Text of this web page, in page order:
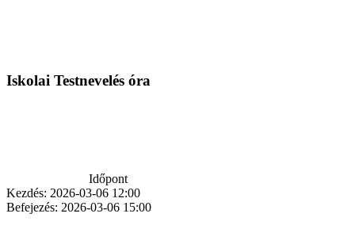
Iskolai Testnevelés óra
Időpont
Kezdés: 2026-03-06 12:00
Befejezés: 2026-03-06 15:00